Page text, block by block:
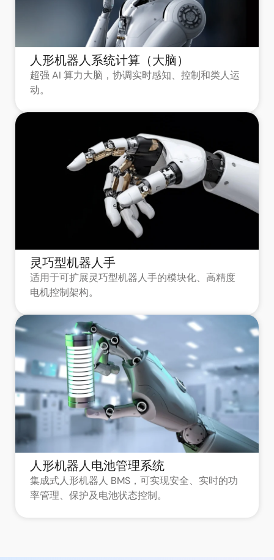
人形机器人系统计算（大脑）
超强 AI 算力大脑，协调实时感知、控制和类人运
动。
灵巧型机器人手
适用于可扩展灵巧型机器人手的模块化、高精度
电机控制架构。
人形机器人电池管理系统
集成式人形机器人 BMS，可实现安全、实时的功
率管理、保护及电池状态控制。